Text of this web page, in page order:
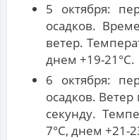
5 октября:
осадков.
ветер.
днем +19-21°С.
6 октября:
осадков.
секунду.
7°С, днем +21-